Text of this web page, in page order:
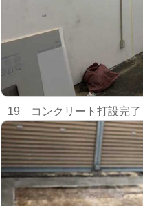
19 コンクリート打設完了